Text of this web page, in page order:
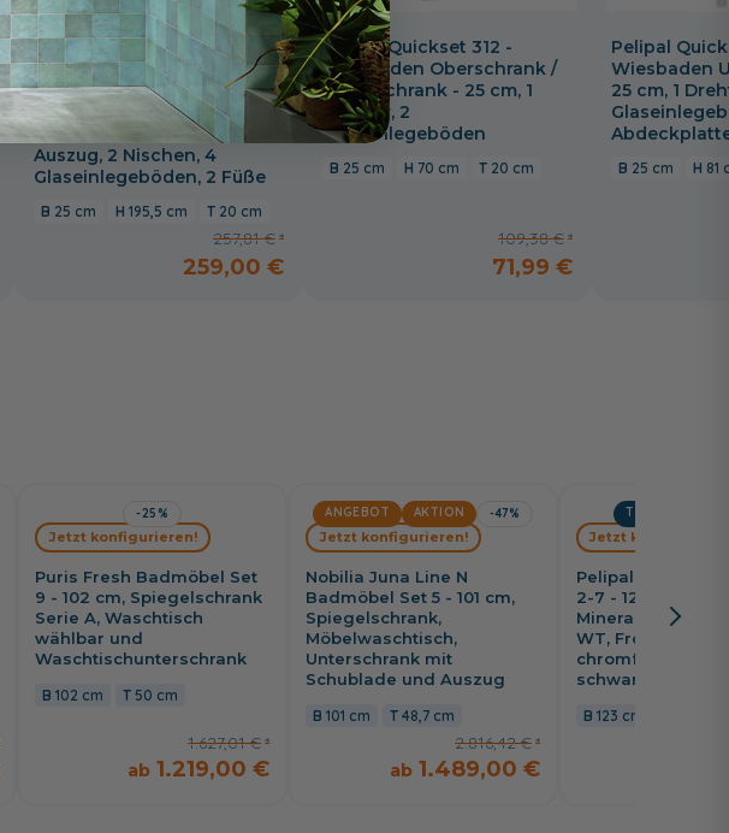
-1
Pelipal Quickset 312 -
Wiesbaden Hochschrank -
25 cm, 2 Drehtüren, 1
Auszug, 2 Nischen, 4
Glaseinlegeböden, 2 Füße
25 cm 195,5 cm 20 cm
257,81 €
259,00 €
Pelipal Quickset 312 -
Wiesbaden Oberschrank /
Wandschrank - 25 cm, 1
Drehtür, 2
Glaseinlegeböden
25 cm 70 cm 20 cm
109,38 €
71,99 €
Pelipal
Wiesbaden
25 cm, 1
25 cm 81
-25%
Puris Fresh Badmöbel Set
9 - 102 cm, Spiegelschrank
Serie A, Waschtisch
wählbar und
Waschtischunterschrank
102 cm 50 cm
1.627,01 €
1.219,00 €
Jetzt konfigurieren!
ANGEBOT AKTION -47%
Nobilia Juna Line N
Badmöbel Set 5 - 101 cm,
Spiegelschrank,
Möbelwaschtisch,
Unterschrank mit
Schublade und Auszug
101 cm 48,7 cm
2.816,42 €
1.489,00 €
Jetzt konfigurieren!
TOPSELLER
Pelipal Balto
2-7 - 123 cm,
Mineralmarmor-
WT, Fronten mit
chromfarbener
schwarzer
123 cm
Jetzt